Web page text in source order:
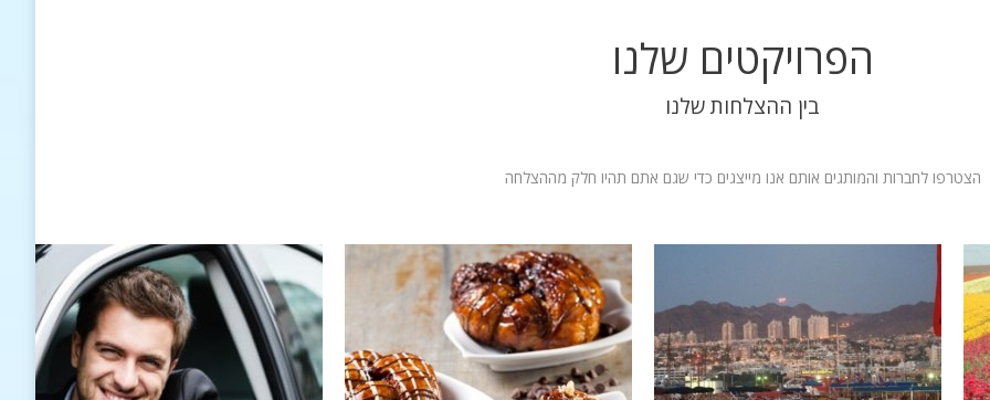
הפרויקטים שלנו
בין ההצלחות שלנו
הצטרפו לחברות והמותגים אותם אנו מייצגים כדי שגם אתם תהיו חלק מההצלחה